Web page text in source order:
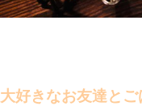
大好きなお友達と